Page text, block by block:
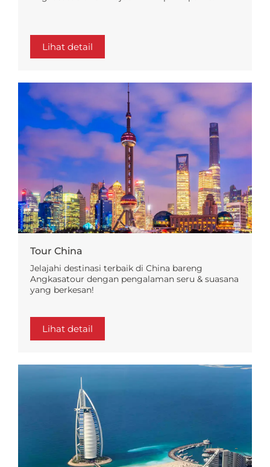
Lihat detail
Tour China
Jelajahi destinasi terbaik di China bareng
Angkasatour dengan pengalaman seru & suasana
yang berkesan!
Lihat detail